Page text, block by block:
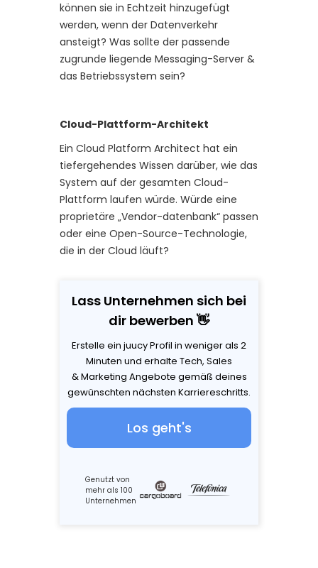
können sie in Echtzeit hinzugefügt
werden, wenn der Datenverkehr
ansteigt? Was sollte der passende
zugrunde liegende Messaging-Server &
das Betriebssystem sein?
Cloud-Plattform-Architekt
Ein Cloud Platform Architect hat ein
tiefergehendes Wissen darüber, wie das
System auf der gesamten Cloud-
Plattform laufen würde. Würde eine
proprietäre „Vendor-datenbank“ passen
oder eine Open-Source-Technologie,
die in der Cloud läuft?
Lass Unternehmen sich bei
dir bewerben 👋
Erstelle ein juucy Profil in weniger als 2
Minuten und erhalte Tech, Sales
& Marketing Angebote gemäß deines
gewünschten nächsten Karriereschritts.
Los geht's
Genutzt von
mehr als 100
Unternehmen